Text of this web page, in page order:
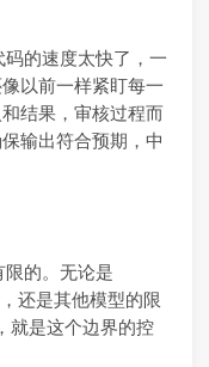
的速度太快了，一
以前一样紧盯每一
结果，审核过程而
输出符合预期，中
的。无论是
还是其他模型的限
就是这个边界的控